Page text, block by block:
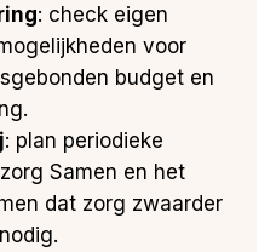
: check eigen
voor
budget en
: plan periodieke
Samen en het
dat zorg zwaarder